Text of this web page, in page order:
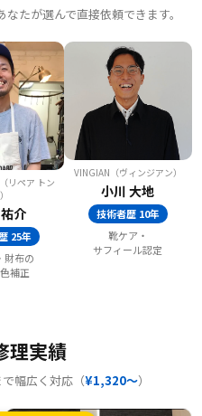
たが選んで直接依頼できます。
リペア トン
介
25年
財布の
補正
VINGIAN（ヴィンジアン）
小川 大地
技術者歴 10年
靴ケア・
サフィール認定
理実績
幅広く対応（¥1,320〜）